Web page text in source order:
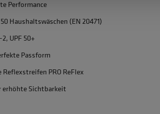
Performance
Haushaltswäschen (EN 20471)
UPF 50+
Passform
PRO ReFlex
Sichtbarkeit